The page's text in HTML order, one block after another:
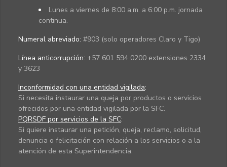
Lunes a viernes de 8:00 a.m. a 6:00 p.m. jornada
continua.
Numeral abreviado: #903 (solo operadores Claro y Tigo)
Línea anticorrupción: +57 601 594 0200 extensiones 2334
y 3623
Inconformidad con una entidad vigilada:
Si necesita instaurar una queja por productos o servicios
ofrecidos por una entidad vigilada por la SFC.
PQRSDF por servicios de la SFC:
Si quiere instaurar una petición, queja, reclamo, solicitud,
denuncia o felicitación con relación a los servicios o a la
atención de esta Superintendencia.